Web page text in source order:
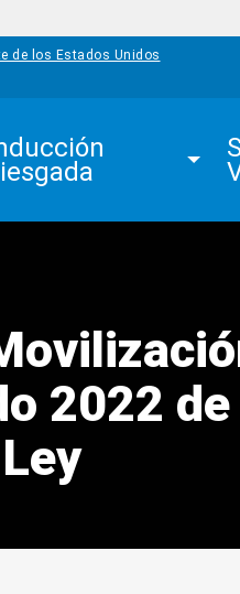
de los Estados Unidos
2022 de